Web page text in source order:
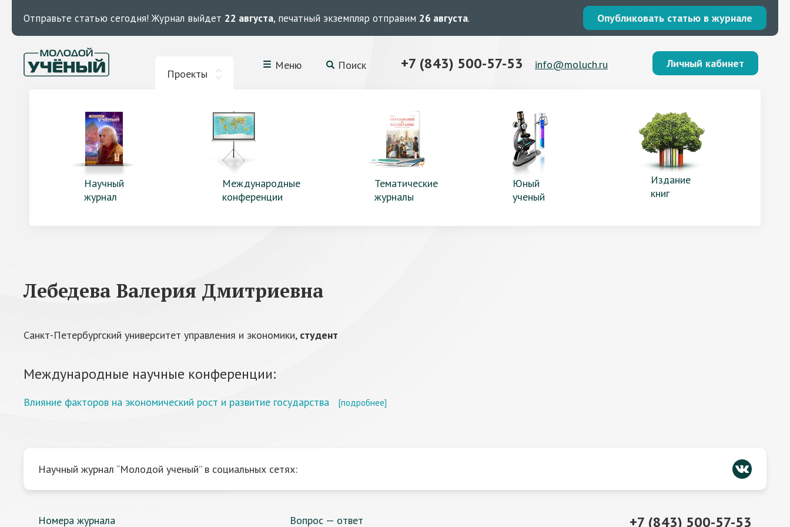
Отправьте статью сегодня! Журнал выйдет 22 августа, печатный экземпляр отправим 26 августа. Опубликовать статью в журнале
Проекты
Меню Поиск +7 (843) 500-57-53 info@moluch.ru Личный кабинет
Научный
журнал
Международные
конференции
Тематические
журналы
Юный
ученый
Издание
книг
Лебедева Валерия Дмитриевна
Санкт-Петербургский университет управления и экономики, студент
Международные научные конференции:
Влияние факторов на экономический рост и развитие государства [подробнее]
Научный журнал “Молодой ученый” в социальных сетях:
Номера журнала Вопрос — ответ +7 (843) 500-57-53